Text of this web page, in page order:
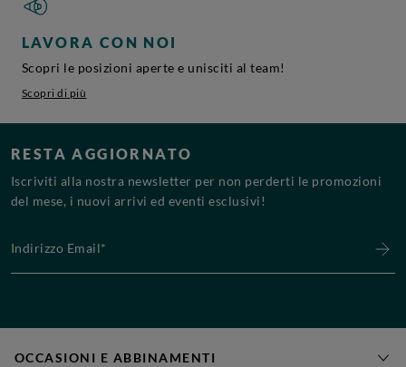
LAVORA CON NOI
Scopri le posizioni aperte e unisciti al team!
Scopri di più
RESTA AGGIORNATO
Iscriviti alla nostra newsletter per non perderti le promozioni
del mese, i nuovi arrivi ed eventi esclusivi!
OCCASIONI E ABBINAMENTI